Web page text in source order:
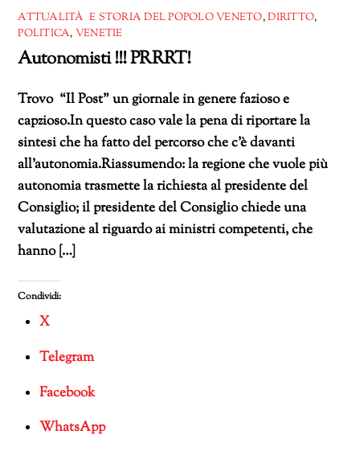
ATTUALITÀ E STORIA DEL POPOLO VENETO,DIRITTO,
POLITICA, VENETIE
Autonomisti !!! PRRRT!
Trovo “Il Post” un giornale in genere fazioso e
capzioso.In questo caso vale la pena di riportare la
sintesi che ha fatto del percorso che c’è davanti
all’autonomia.Riassumendo: la regione che vuole più
autonomia trasmette la richiesta al presidente del
Consiglio; il presidente del Consiglio chiede una
valutazione al riguardo ai ministri competenti, che
hanno […]
Condividi:
X
Telegram
Facebook
WhatsApp